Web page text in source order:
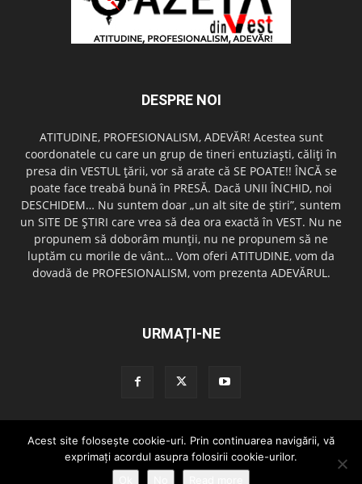
DESPRE NOI
ATITUDINE, PROFESIONALISM, ADEVĂR! Acestea sunt
coordonatele cu care un grup de tineri entuziaşti, căliţi în
presa din VESTUL ţării, vor să arate că SE POATE!! ÎNCĂ se
poate face treabă bună în PRESĂ. Dacă UNII ÎNCHID, noi
DESCHIDEM… Nu suntem doar „un alt site de ştiri”, suntem
un SITE DE ŞTIRI care vrea să dea ora exactă în VEST. Nu ne
propunem să doborâm munţii, nu ne propunem să ne
luptăm cu morile de vânt… Vom oferi ATITUDINE, vom da
dovadă de PROFESIONALISM, vom prezenta ADEVĂRUL.
URMAȚI-NE
Redactia GazetaDinVest.ro Termeni de utilizare
Cod de conduita
Confidentialitatea Datelor
Trimite o stire! Publicitate
Acest site foloseşte cookie-uri. Prin continuarea navigării, vă
exprimaţi acordul asupra folosirii cookie-urilor.